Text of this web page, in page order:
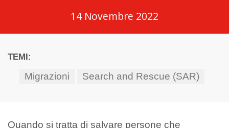
14 Novembre 2022
TEMI:
Migrazioni Search and Rescue (SAR)
Quando si tratta di salvare persone che